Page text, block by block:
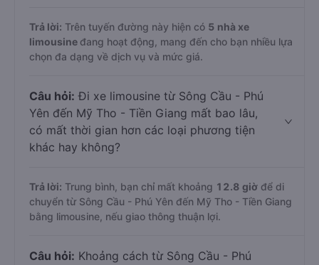
Trả lời: Trên tuyến đường này hiện có 5 nhà xe
limousine đang hoạt động, mang đến cho bạn nhiều lựa
chọn đa dạng về dịch vụ và mức giá.
Câu hỏi: Đi xe limousine từ Sông Cầu - Phú
Yên đến Mỹ Tho - Tiền Giang mất bao lâu,
có mất thời gian hơn các loại phương tiện
khác hay không?
Trả lời: Trung bình, bạn chỉ mất khoảng 12.8 giờ để di
chuyển từ Sông Cầu - Phú Yên đến Mỹ Tho - Tiền Giang
bằng limousine, nếu giao thông thuận lợi.
Câu hỏi: Khoảng cách từ Sông Cầu - Phú